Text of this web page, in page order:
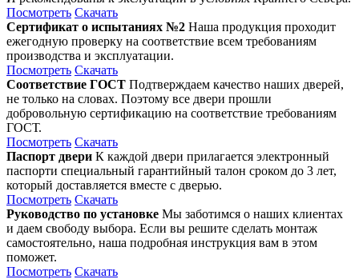
Посмотреть Скачать
Сертификат о испытаниях №2 Наша продукция проходит
ежегодную проверку на соответствие всем требованиям
производства и эксплуатации.
Посмотреть Скачать
Соответствие ГОСТ Подтверждаем качество наших дверей,
не только на словах. Поэтому все двери прошли
добровольную сертификацию на соответствие требованиям
ГОСТ.
Посмотреть Скачать
Паспорт двери К каждой двери прилагается электронный
паспорти специальный гарантийный талон сроком до 3 лет,
который доставляется вместе с дверью.
Посмотреть Скачать
Руководство по установке Мы заботимся о наших клиентах
и даем свободу выбора. Если вы решите сделать монтаж
самостоятельно, наша подробная инструкция вам в этом
поможет.
Посмотреть Скачать